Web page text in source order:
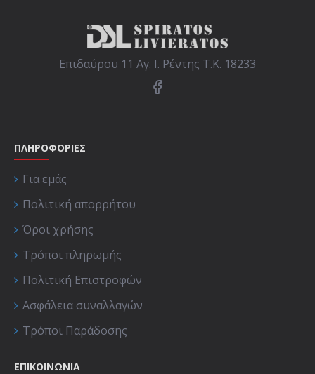
Επιδαύρου 11 Αγ. Ι. Ρέντης Τ.Κ. 18233
ΠΛΗΡΟΦΟΡΙΕΣ
Για εμάς
Πολιτική απορρήτου
Όροι χρήσης
Τρόποι πληρωμής
Πολιτική Επιστροφών
Ασφάλεια συναλλαγών
Τρόποι Παράδοσης
ΕΠΙΚΟΙΝΩΝΊΑ